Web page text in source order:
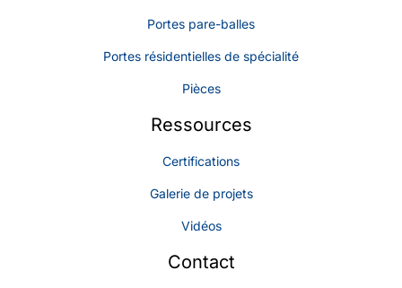
Portes pare-balles
Portes résidentielles de spécialité
Pièces
Ressources
Certifications
Galerie de projets
Vidéos
Contact